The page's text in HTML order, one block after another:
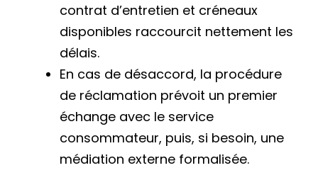
contrat d’entretien et créneaux
disponibles raccourcit nettement les
délais.
En cas de désaccord, la procédure
de réclamation prévoit un premier
échange avec le service
consommateur, puis, si besoin, une
médiation externe formalisée.